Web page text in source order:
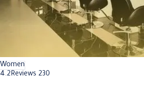
Women
4.2Reviews 230